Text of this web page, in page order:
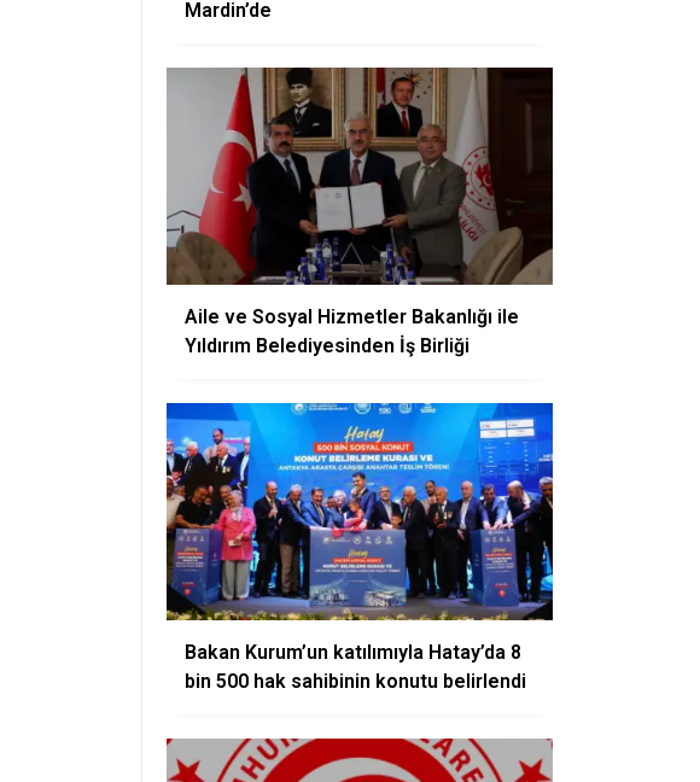
Mardin’de
Aile ve Sosyal Hizmetler Bakanlığı ile
Yıldırım Belediyesinden İş Birliği
Bakan Kurum’un katılımıyla Hatay’da 8
bin 500 hak sahibinin konutu belirlendi